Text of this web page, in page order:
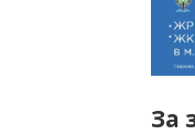
За